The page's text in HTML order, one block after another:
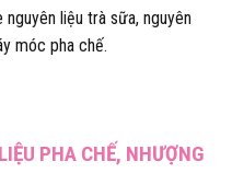
liệu trà sữa, nguyên
móc pha chế.
PHA CHẾ, NHƯỢNG